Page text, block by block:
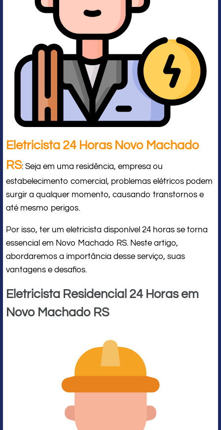
Eletricista 24 Horas Novo Machado
RS: Seja em uma residência, empresa ou
estabelecimento comercial, problemas elétricos podem
surgir a qualquer momento, causando transtornos e
até mesmo perigos.
Por isso, ter um eletricista disponível 24 horas se torna
essencial em Novo Machado RS. Neste artigo,
abordaremos a importância desse serviço, suas
vantagens e desafios.
Eletricista Residencial 24 Horas em
Novo Machado RS